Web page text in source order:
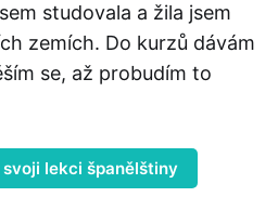
studovala a žila jsem
zemích. Do kurzů dávám
se, až probudím to
lekci španělštiny